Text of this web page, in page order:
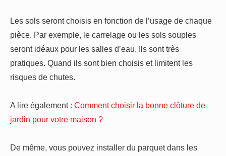
Les sols seront choisis en fonction de l’usage de chaque
pièce. Par exemple, le carrelage ou les sols souples
seront idéaux pour les salles d’eau. Ils sont très
pratiques. Quand ils sont bien choisis et limitent les
risques de chutes.
A lire également : Comment choisir la bonne clôture de
jardin pour votre maison ?
De même, vous pouvez installer du parquet dans les